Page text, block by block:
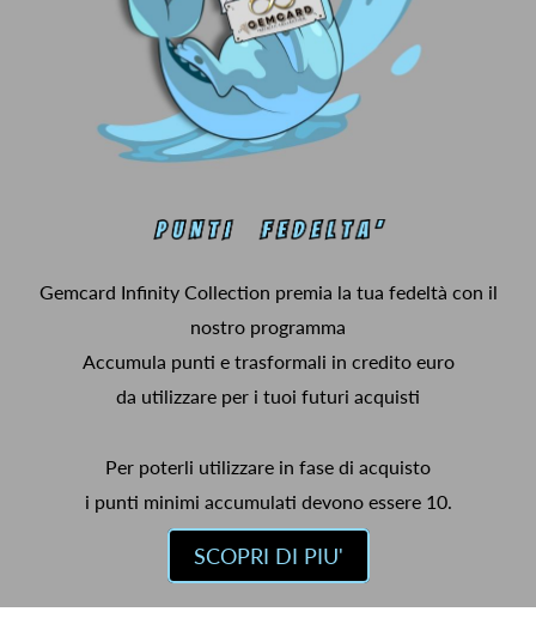
Gemcard Infinity Collection premia la tua fedeltà con il
nostro programma
Accumula punti e trasformali in credito euro
da utilizzare per i tuoi futuri acquisti
Per poterli utilizzare in fase di acquisto
i punti minimi accumulati devono essere 10.
SCOPRI DI PIU'